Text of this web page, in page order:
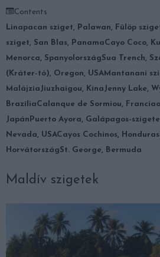
Contents
Linapacan sziget, Palawan, Fülöp
sziget, San Blas, PanamaCayo Coco,
Menorca, SpanyolországSua Trench,
(Kráter-tó), Oregon, USA Mantanani
Malájzia Jiuzhaigou, Kína Jenny Lake,
BrazíliaCalanque de Sormiou,
Japán Puerto Ayora, Galápagos-
Nevada, USACayos Cochinos, Honduras
HorvátországSt. George, Bermuda
Maldív szigetek